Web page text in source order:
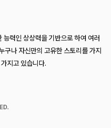
능력인 상상력을 기반으로 하여 여러
구나 자신만의 고유한 스토리를 가지
지고 있습니다.